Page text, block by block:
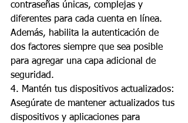
contraseñas únicas, complejas y
diferentes para cada cuenta en línea.
Además, habilita la autenticación de
dos factores siempre que sea posible
para agregar una capa adicional de
seguridad.
4. Mantén tus dispositivos actualizados:
Asegúrate de mantener actualizados tus
dispositivos y aplicaciones para